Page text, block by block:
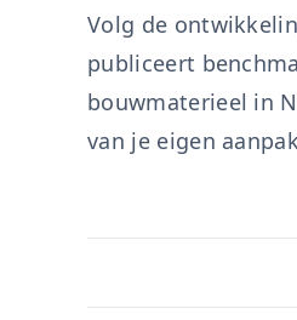
Volg de
publiceert
bouwmaterieel in
van je eigen